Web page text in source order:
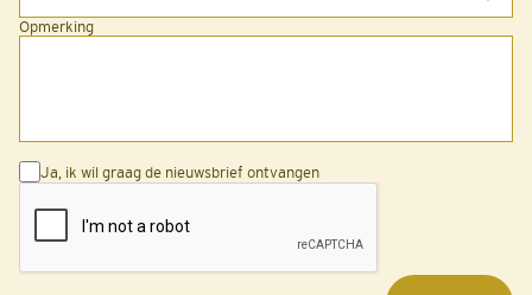
Opmerking
Ja, ik wil graag de nieuwsbrief ontvangen